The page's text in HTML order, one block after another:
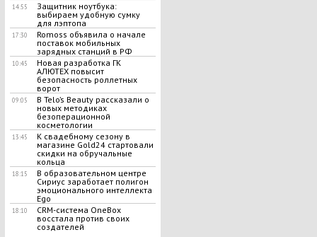
14:55
Защитник ноутбука:
выбираем удобную сумку
для лэптопа
17:30
Romoss объявила о начале
поставок мобильных
зарядных станций в РФ
10:45
Новая разработка ГК
АЛЮТЕХ повысит
безопасность роллетных
ворот
09:05
В Telo’s Beauty рассказали о
новых методиках
безоперационной
косметологии
13:45
К свадебному сезону в
магазине Gold24 стартовали
скидки на обручальные
кольца
18:15
В образовательном центре
Сириус заработает полигон
эмоционального интеллекта
Ego
18:10
CRM-система OneBox
восстала против своих
создателей